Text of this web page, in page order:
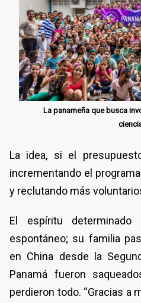
La panameña que busca
La idea, si el
incrementando el
y reclutando más
El espíritu
espontáneo; su familia
en China desde la
Panamá fueron
perdieron todo. “Gracias a